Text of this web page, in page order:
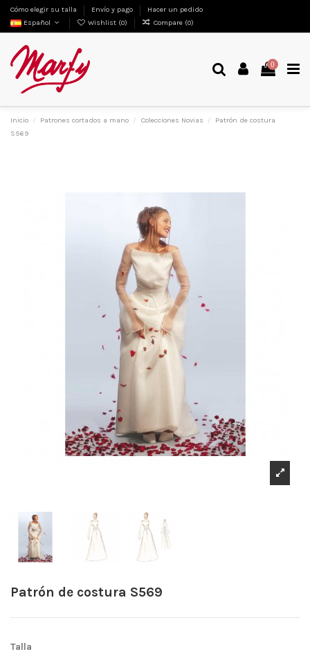
Cómo elegir su talla Envío y pago
Hacer un pedido
Español
Wishlist (0) Compare (0)
0
Inicio Patrones cortados a mano Colecciones Novias
Patrón de costura
S569
Patrón de costura S569
Talla